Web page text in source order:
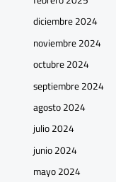
diciembre 2024
noviembre 2024
octubre 2024
septiembre 2024
agosto 2024
julio 2024
junio 2024
mayo 2024